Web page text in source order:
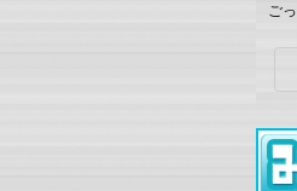
ご